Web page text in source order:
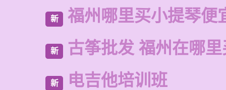
新 福州哪里买小提琴便
新 古筝批发 福州在哪
新 电吉他培训班